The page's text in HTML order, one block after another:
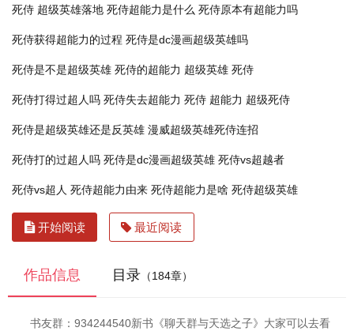
死侍 超级英雄落地 死侍超能力是什么 死侍原本有超能力吗
死侍获得超能力的过程 死侍是dc漫画超级英雄吗
死侍是不是超级英雄 死侍的超能力 超级英雄 死侍
死侍打得过超人吗 死侍失去超能力 死侍 超能力 超级死侍
死侍是超级英雄还是反英雄 漫威超级英雄死侍连招
死侍打的过超人吗 死侍是dc漫画超级英雄 死侍vs超越者
死侍vs超人 死侍超能力由来 死侍超能力是啥 死侍超级英雄
开始阅读 最近阅读
作品信息 目录 （184章）
书友群：934244540新书《聊天群与天选之子》大家可以去看